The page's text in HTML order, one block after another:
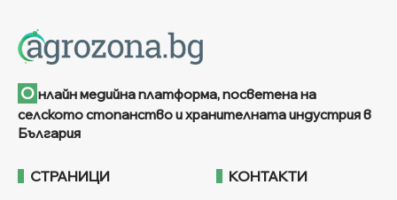
О нлайн медийна платформа, посветена на
селското стопанство и хранителната индустрия в
България
СТРАНИЦИ КОНТАКТИ